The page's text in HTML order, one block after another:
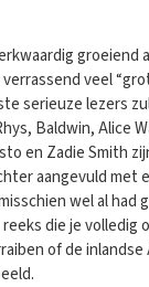
groeiend
veel
serieuze lezers
Baldwin, Alice
en Zadie Smith
aangevuld met
wel al had
die je volledig
of de